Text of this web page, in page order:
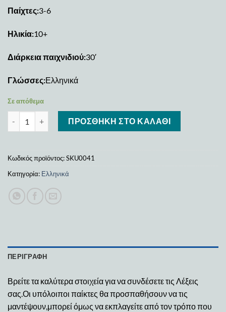
Παίχτες:3-6
Ηλικία:10+
Διάρκεια παιχνιδιού:30′
Γλώσσες:Ελληνικά
Σε απόθεμα
So Clover ποσότηταΠΡΟΣΘΉΚΗ ΣΤΟ ΚΑΛΆΘΙ
Κωδικός προϊόντος:SKU0041
Κατηγορία: Ελληνικά
ΠΕΡΙΓΡΑΦΉ
Βρείτε τα καλύτερα στοιχεία για να συνδέσετε τις Λέξεις
σας.Οι υπόλοιποι παίκτες θα προσπαθήσουν να τις
μαντέψουν,μπορεί όμως να εκπλαγείτε από τον τρόπο που